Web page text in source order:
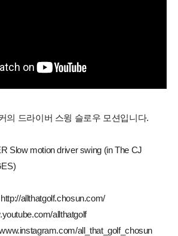
의 드라이버 스윙 슬로우 모션입니다.
Slow motion driver swing (in The CJ
allthatgolf.chosun.com/
allthatgolf
all_that_golf_chosun